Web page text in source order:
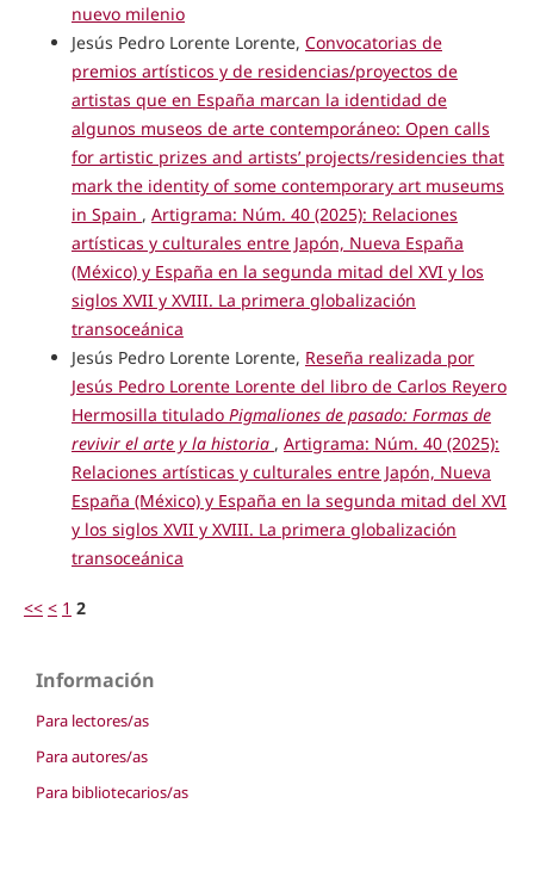
nuevo milenio
Jesús Pedro Lorente Lorente, Convocatorias de
premios artísticos y de residencias/proyectos de
artistas que en España marcan la identidad de
algunos museos de arte contemporáneo: Open calls
for artistic prizes and artists’ projects/residencies that
mark the identity of some contemporary art museums
in Spain , Artigrama: Núm. 40 (2025): Relaciones
artísticas y culturales entre Japón, Nueva España
(México) y España en la segunda mitad del XVI y los
siglos XVII y XVIII. La primera globalización
transoceánica
Jesús Pedro Lorente Lorente, Reseña realizada por
Jesús Pedro Lorente Lorente del libro de Carlos Reyero
Hermosilla titulado Pigmaliones de pasado: Formas de
revivir el arte y la historia , Artigrama: Núm. 40 (2025):
Relaciones artísticas y culturales entre Japón, Nueva
España (México) y España en la segunda mitad del XVI
y los siglos XVII y XVIII. La primera globalización
transoceánica
<< < 1 2
Información
Para lectores/as
Para autores/as
Para bibliotecarios/as